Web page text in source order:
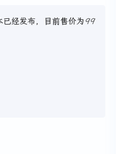
经发布，目前售价为99